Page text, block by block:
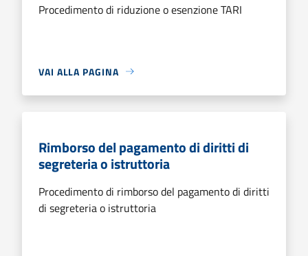
Procedimento di riduzione o esenzione TARI
VAI ALLA PAGINA
Rimborso del pagamento di diritti di
segreteria o istruttoria
Procedimento di rimborso del pagamento di diritti
di segreteria o istruttoria